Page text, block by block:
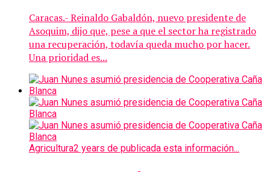
Caracas.- Reinaldo Gabaldón, nuevo presidente de
Asoquim, dijo que, pese a que el sector ha registrado
una recuperación, todavía queda mucho por hacer.
Una prioridad es...
Agricultura2 years de publicada esta información...